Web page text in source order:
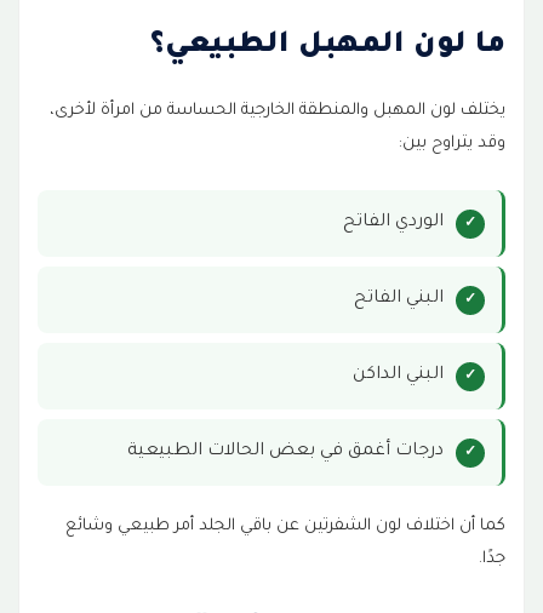
ما لون المهبل الطبيعي؟
يختلف لون المهبل والمنطقة الخارجية الحساسة من امرأة لأخرى،
وقد يتراوح بين:
الوردي الفاتح
البني الفاتح
البني الداكن
درجات أغمق في بعض الحالات الطبيعية
كما أن اختلاف لون الشفرتين عن باقي الجلد أمر طبيعي وشائع
جدًا.